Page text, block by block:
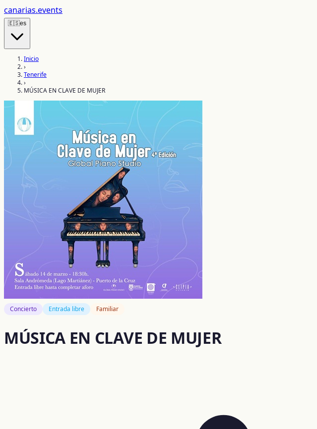
canarias.events
🇪🇸es
Inicio
›
Tenerife
›
MÚSICA EN CLAVE DE MUJER
Concierto Entrada libre Familiar
MÚSICA EN CLAVE DE MUJER